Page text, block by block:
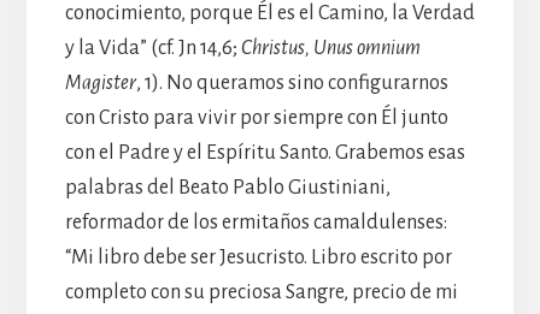
conocimiento, porque Él es el Camino, la Verdad
y la Vida” (cf. Jn 14,6; Christus, Unus omnium
Magister, 1). No queramos sino configurarnos
con Cristo para vivir por siempre con Él junto
con el Padre y el Espíritu Santo. Grabemos esas
palabras del Beato Pablo Giustiniani,
reformador de los ermitaños camaldulenses:
“Mi libro debe ser Jesucristo. Libro escrito por
completo con su preciosa Sangre, precio de mi